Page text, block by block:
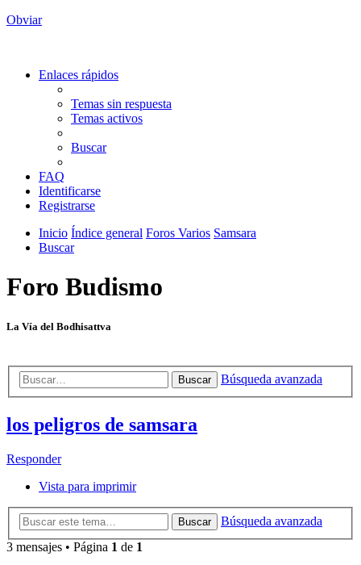
Obviar
Enlaces rápidos
Temas sin respuesta
Temas activos
Buscar
FAQ
Identificarse
Registrarse
Inicio Índice general Foros Varios Samsara
Buscar
Foro Budismo
La Vía del Bodhisattva
Buscar Búsqueda avanzada
los peligros de samsara
Responder
Vista para imprimir
Buscar
Búsqueda avanzada
3 mensajes • Página 1 de 1